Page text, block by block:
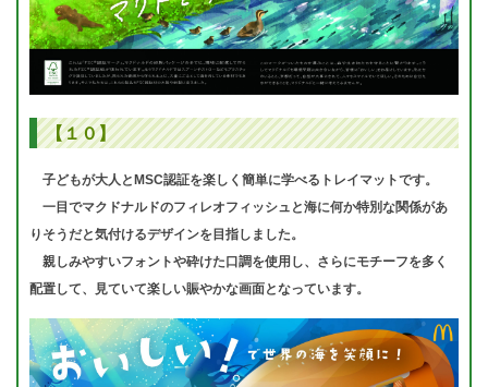
【１０】
子どもが大人とMSC認証を楽しく簡単に学べるトレイマットです。
一目でマクドナルドのフィレオフィッシュと海に何か特別な関係があ
りそうだと気付けるデザインを目指しました。
親しみやすいフォントや砕けた口調を使用し、さらにモチーフを多く
配置して、見ていて楽しい賑やかな画面となっています。